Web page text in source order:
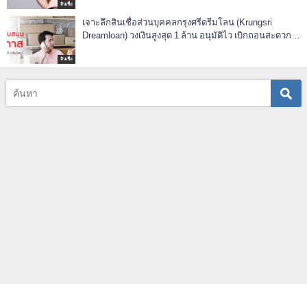
สินเชื่อ
สินเชื่อ
เจาะลึกสินเชื่อส่วนบุคคลกรุงศรีดรีมโลน (Krungsri
Dreamloan) วงเงินสูงสุด 1 ล้าน อนุมัติไว เบิกถอนสะดวก